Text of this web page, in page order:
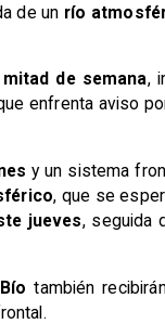
de un río
mitad de semana,
enfrenta aviso
y un sistema
, que se
jueves, seguida
también